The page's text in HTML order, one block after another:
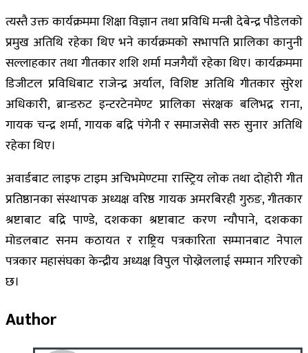
त्यस्तै उक्त कार्यक्रममा शिक्षा विज्ञान तथा प्रविधि मन्त्री देबेन्द्र पौडेलको
प्रमुख अतिथि रहेका थिए भने कार्यक्रमको सभापति प्रालिका कानुनी
सल्लाहकार तथा गीतकार शशि शर्मा मजगैयाँ रहेका थिए। कार्यक्रममा
डिजीटल प्रविधिबाट राजेन्द्र अर्याल, विशिष्ट अतिथि गीतकार सुरेश
अधिकारी, ब्रान्डरुट इन्टरटेनमेण्ट प्रालिका संरक्षक बलिभद्र राना,
गायक चन्द्र शर्मा, गायक बद्रि पंगेनी र समाजसेवी सरु सुनार अतिथि
रहेका थिए।
अवार्डबाट लाइफ टाइम अचिभमेण्टमा रास्ट्रिय लोक तथा दोहोरी गीत
प्रतिष्ठानका संस्थापक अध्यक्ष वरिष्ठ गायक अमरबिरही गुरुङ, गीतकार
श्रष्टाबाट बद्रि पाण्डे, दशकका श्रष्टाबाट करण न्यौपाने, दशकका
मोडलबाट सनम कठायत र राष्ट्रिय पत्रकारिता सम्मानबाट नेपाल
पत्रकार महासंघका केन्द्रीय अध्यक्ष विपुल पोख्रेललाई सम्मान गरिएको
छ।
Author